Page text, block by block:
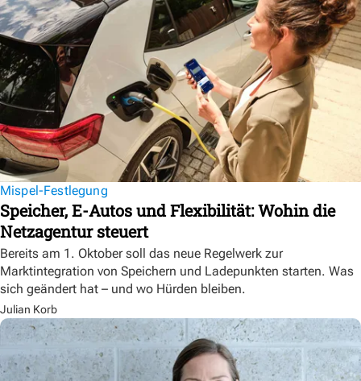
Mispel-Festlegung
Speicher, E-Autos und Flexibilität: Wohin die
Netzagentur steuert
Bereits am 1. Oktober soll das neue Regelwerk zur
Marktintegration von Speichern und Ladepunkten starten. Was
sich geändert hat – und wo Hürden bleiben.
Julian Korb